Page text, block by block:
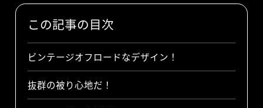
この記事の目次
ビンテージオフロードなデザイン！
抜群の被り心地だ！